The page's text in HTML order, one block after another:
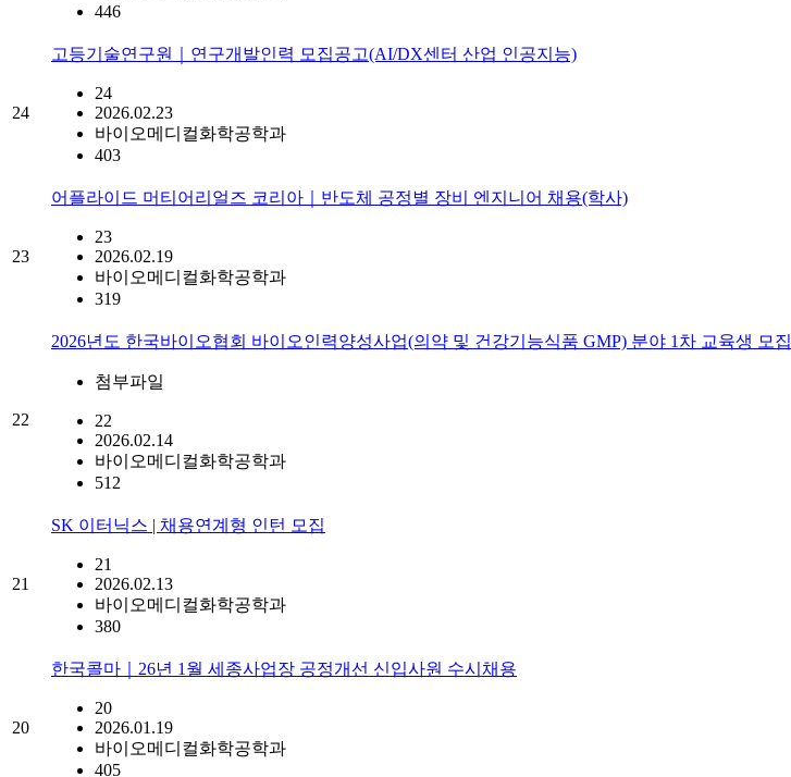
446
24
고등기술연구원｜연구개발인력 모집공고(AI/DX센터 산업 인공지능)
24
2026.02.23
바이오메디컬화학공학과
403
23
어플라이드 머티어리얼즈 코리아｜반도체 공정별 장비 엔지니어 채용(학사)
23
2026.02.19
바이오메디컬화학공학과
319
22
2026년도 한국바이오협회 바이오인력양성사업(의약 및 건강기능식품 GMP) 분야 1차 교육생 모집
첨부파일
22
2026.02.14
바이오메디컬화학공학과
512
21
SK 이터닉스 | 채용연계형 인턴 모집
21
2026.02.13
바이오메디컬화학공학과
380
20
한국콜마｜26년 1월 세종사업장 공정개선 신입사원 수시채용
20
2026.01.19
바이오메디컬화학공학과
405